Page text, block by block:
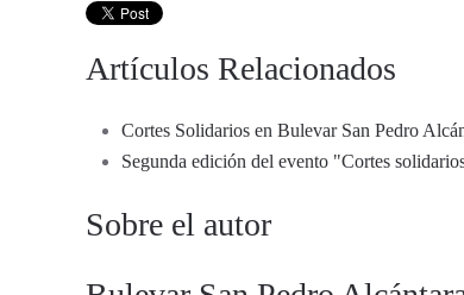
Artículos Relacionados
Cortes Solidarios en Bulevar San Pedro
Segunda edición del evento "Cortes
Sobre el autor